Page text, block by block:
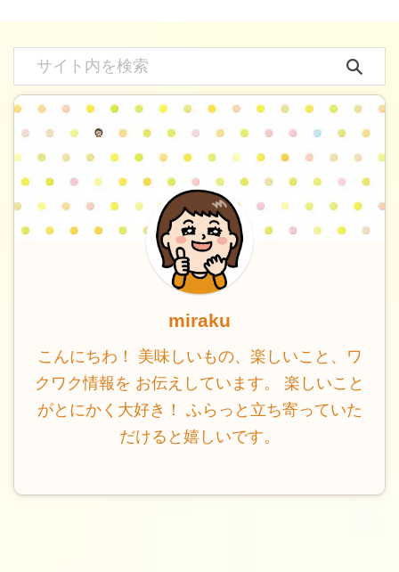
miraku
こんにちわ！ 美味しいもの、楽しいこと、ワ
クワク情報を お伝えしています。 楽しいこと
がとにかく大好き！ ふらっと立ち寄っていた
だけると嬉しいです。